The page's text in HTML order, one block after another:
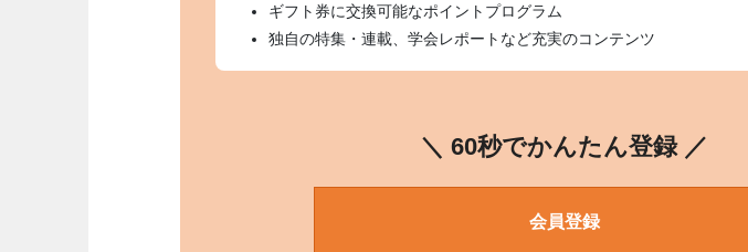
ギフト券に交換可能なポイントプログラム
独自の特集・連載、学会レポートなど充実のコンテンツ
＼ 60秒でかんたん登録 ／
会員登録